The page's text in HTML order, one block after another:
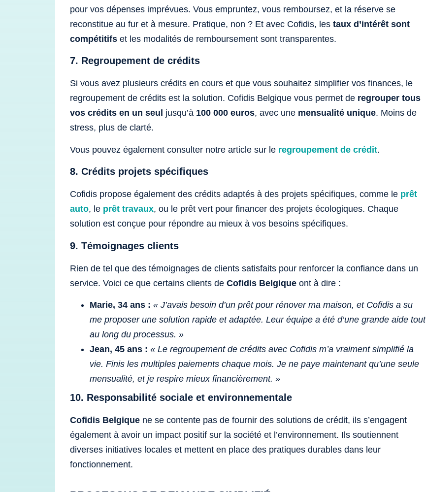
pour vos dépenses imprévues. Vous empruntez, vous remboursez, et la réserve se
reconstitue au fur et à mesure. Pratique, non ? Et avec Cofidis, les taux d’intérêt sont
compétitifs et les modalités de remboursement sont transparentes.
7. Regroupement de crédits
Si vous avez plusieurs crédits en cours et que vous souhaitez simplifier vos finances, le
regroupement de crédits est la solution. Cofidis Belgique vous permet de regrouper tous
vos crédits en un seul jusqu’à 100 000 euros, avec une mensualité unique. Moins de
stress, plus de clarté.
Vous pouvez également consulter notre article sur le regroupement de crédit.
8. Crédits projets spécifiques
Cofidis propose également des crédits adaptés à des projets spécifiques, comme le prêt
auto, le prêt travaux, ou le prêt vert pour financer des projets écologiques. Chaque
solution est conçue pour répondre au mieux à vos besoins spécifiques.
9. Témoignages clients
Rien de tel que des témoignages de clients satisfaits pour renforcer la confiance dans un
service. Voici ce que certains clients de Cofidis Belgique ont à dire :
Marie, 34 ans : « J’avais besoin d’un prêt pour rénover ma maison, et Cofidis a su
me proposer une solution rapide et adaptée. Leur équipe a été d’une grande aide tout
au long du processus. »
Jean, 45 ans : « Le regroupement de crédits avec Cofidis m’a vraiment simplifié la
vie. Finis les multiples paiements chaque mois. Je ne paye maintenant qu’une seule
mensualité, et je respire mieux financièrement. »
10. Responsabilité sociale et environnementale
Cofidis Belgique ne se contente pas de fournir des solutions de crédit, ils s’engagent
également à avoir un impact positif sur la société et l’environnement. Ils soutiennent
diverses initiatives locales et mettent en place des pratiques durables dans leur
fonctionnement.